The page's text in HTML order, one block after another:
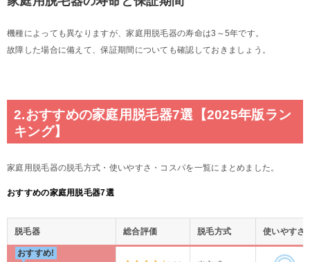
機種によっても異なりますが、家庭用脱毛器の寿命は3～5年です。
故障した場合に備えて、保証期間についても確認しておきましょう。
2.おすすめの家庭用脱毛器7選【2025年版ラン
キング】
家庭用脱毛器の脱毛方式・使いやすさ・コスパを一覧にまとめました。
おすすめの家庭用脱毛器7選
脱毛器 総合評価 脱毛方式 使いやすさ
おすすめ!